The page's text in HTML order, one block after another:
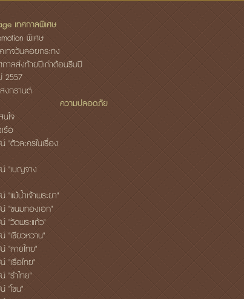
เทศกาลพิเศษ
พิเศษ
เกจวันลอยกระทง
กาลส่งท้ายปีเก่าต้อนรีบปี
2557
งกรานต์
ใจ
รือ
"ตัวละครในเรื่อง
น์ "เบญจาง
"แม้น้ำเจ้าพระยา"
น์ "ขนมทองเอก"
"วัดพระแก้ว"
"เขียวหวาน"
"ลายไทย"
"เรือไทย"
"รำไทย"
"โขน"
ความปลอดภัย